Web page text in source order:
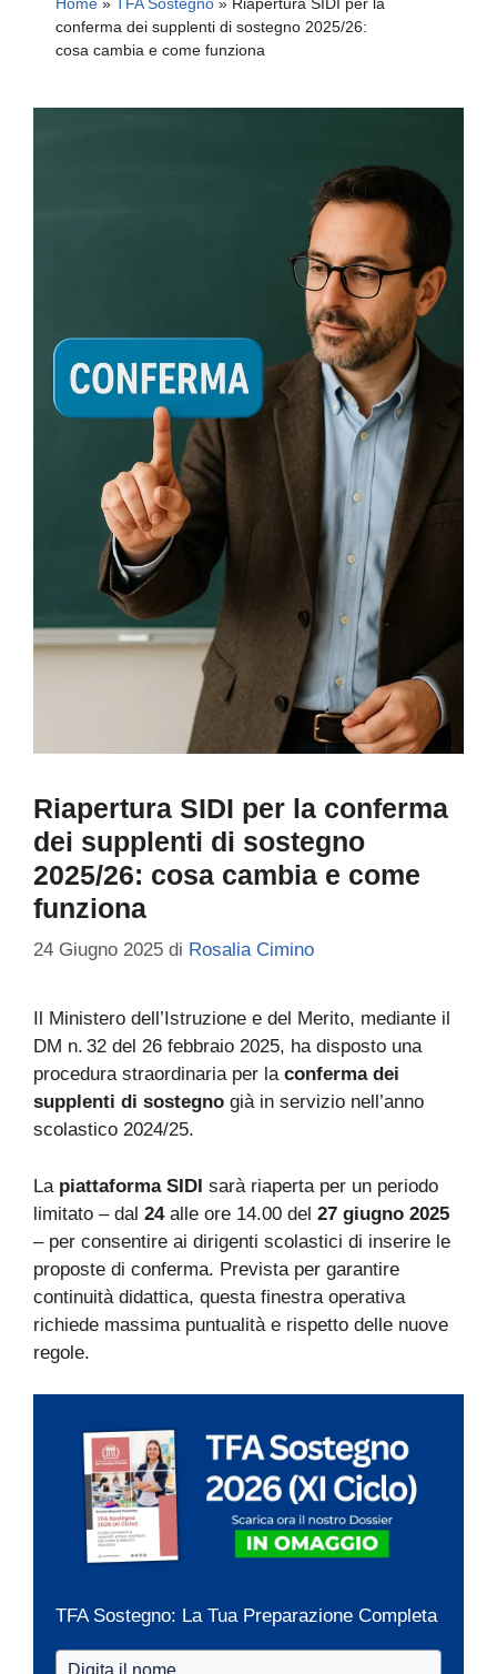
conferma dei supplenti di sostegno 2025/26:
cosa cambia e come funziona
Riapertura SIDI per la conferma
dei supplenti di sostegno
2025/26: cosa cambia e come
funziona
24 Giugno 2025 di Rosalia Cimino
Il Ministero dell’Istruzione e del Merito, mediante il
DM n. 32 del 26 febbraio 2025, ha disposto una
procedura straordinaria per laconferma dei
supplenti di sostegno già in servizio nell’anno
scolastico 2024/25.
La piattaforma SIDI sarà riaperta per un periodo
limitato – dal 24alle ore 14.00 del 27 giugno 2025
– per consentire ai dirigenti scolastici di inserire le
proposte di conferma. Prevista per garantire
continuità didattica, questa finestra operativa
richiede massima puntualità e rispetto delle nuove
regole.
TFA Sostegno: La Tua Preparazione Completa